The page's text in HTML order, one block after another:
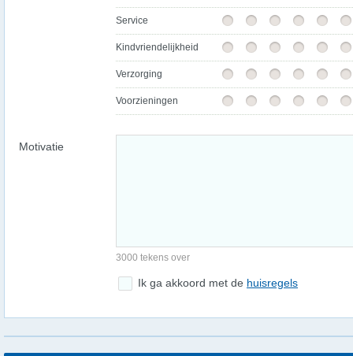
Service
Kindvriendelijkheid
Verzorging
Voorzieningen
Motivatie
3000 tekens over
Ik ga akkoord met de huisregels